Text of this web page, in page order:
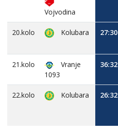
Vojvodina
20.kolo Kolubara 27:30
21.kolo
Vranje
1093
36:32
22.kolo Kolubara 26:32